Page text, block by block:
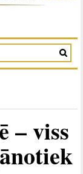
– viss